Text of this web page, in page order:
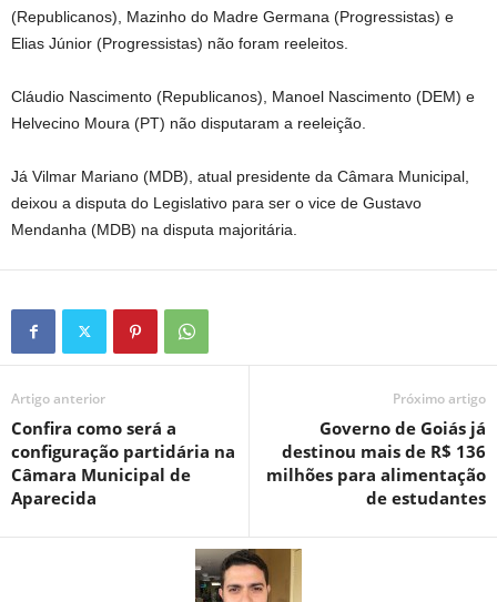
(Republicanos), Mazinho do Madre Germana (Progressistas) e
Elias Júnior (Progressistas) não foram reeleitos.
Cláudio Nascimento (Republicanos), Manoel Nascimento (DEM) e
Helvecino Moura (PT) não disputaram a reeleição.
Já Vilmar Mariano (MDB), atual presidente da Câmara Municipal,
deixou a disputa do Legislativo para ser o vice de Gustavo
Mendanha (MDB) na disputa majoritária.
Artigo anterior
Confira como será a
configuração partidária na
Câmara Municipal de
Aparecida
Próximo artigo
Governo de Goiás já
destinou mais de R$ 136
milhões para alimentação
de estudantes